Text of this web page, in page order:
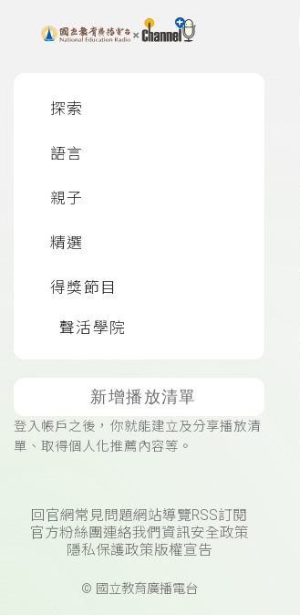
上方功能區塊
探索
語言
親子
精選
得獎節目
聲活學院
新增播放清單
登入帳戶之後，你就能建立及分享播放清
單、取得個人化推薦內容等。
回官網常見問題網站導覽RSS訂閱
官方粉絲團連絡我們 資訊安全政策
隱私保護政策版權宣告
© 國立教育廣播電台